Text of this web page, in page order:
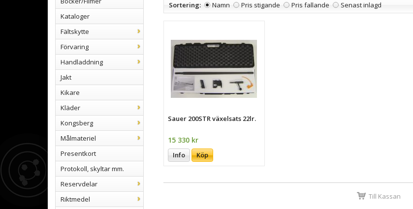
Kataloger
Fältskytte
Förvaring
Handladdning
Jakt
Kikare
Kläder
Kongsberg
Målmateriel
Presentkort
Protokoll, skyltar mm.
Reservdelar
Riktmedel
Sortering: Namn Pris stigande Pris fallande Senast inlagd
Sauer 200STR växelsats 22lr.
15 330 kr
Info Köp
Till Kassan